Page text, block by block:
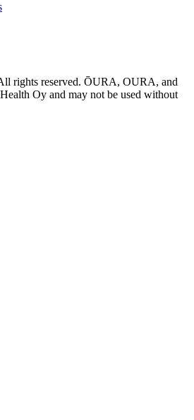
rights reserved. ŌURA, OURA, and
Oy and may not be used without